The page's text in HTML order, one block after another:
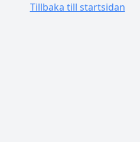
Tillbaka till startsidan